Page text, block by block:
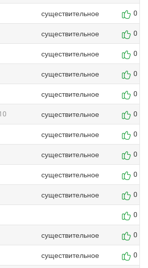
существительное 0
существительное 0
существительное 0
существительное 0
существительное 0
существительное 0
существительное 0
существительное 0
существительное 0
существительное 0
0
существительное 0
существительное 0